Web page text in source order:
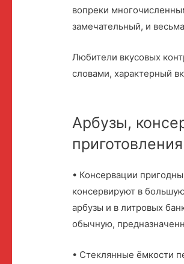
вопреки
замечательный, и
Любители вкусовых
словами, характерный
Арбузы,
приготовления
• Консервации
консервируют в
арбузы и в литровых
обычную,
• Стеклянные ёмкости